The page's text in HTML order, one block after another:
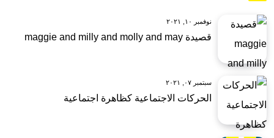
نوفمبر ١٠, ٢٠٢١
قصيدة maggie and milly and molly and may
سبتمبر ٠٧, ٢٠٢١
الحركات الاجتماعية كظاهرة اجتماعية